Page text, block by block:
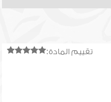
تقييم المادة: